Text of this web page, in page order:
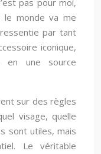
pas pour moi,
le monde va me
par tant
iconique,
en une source
sur des règles
visage, quelle
sont utiles, mais
Le véritable